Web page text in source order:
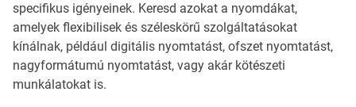
specifikus igényeinek. Keresd azokat a nyomdákat,
amelyek flexibilisek és széleskörű szolgáltatásokat
kínálnak, például digitális nyomtatást, ofszet nyomtatást,
nagyformátumú nyomtatást, vagy akár kötészeti
munkálatokat is.